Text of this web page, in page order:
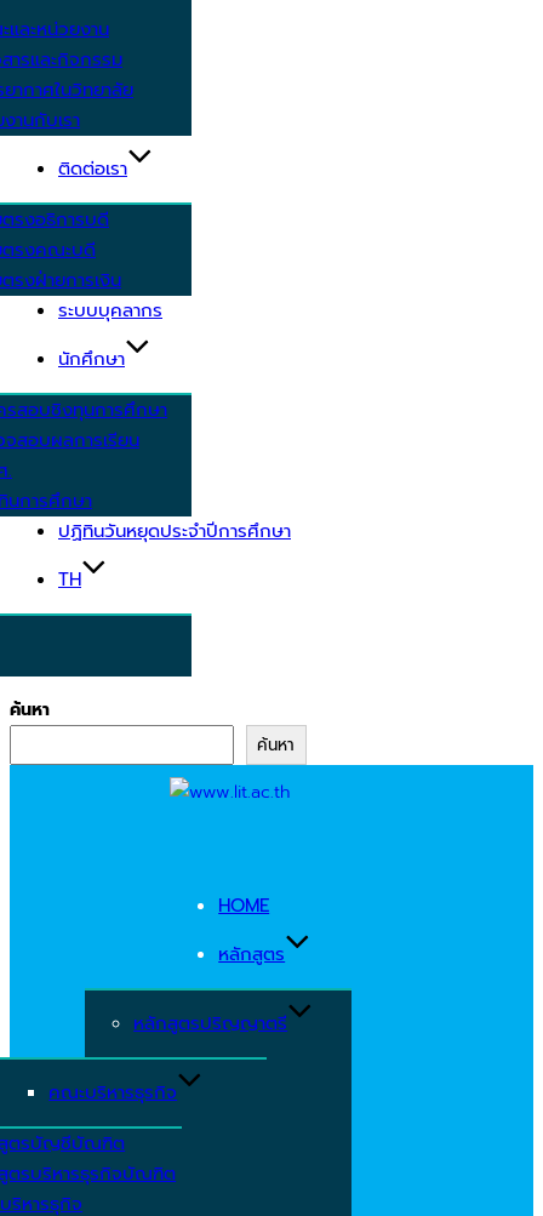
ละหน่วยงาน
ารและกิจกรรม
ากาศในวิทยาลัย
านกับเรา
ติดต่อเรา
รงอธิการบดี
ตรงคณะบดี
รงฝ่ายการเงิน
ระบบบุคลากร
นักศึกษา
รสอบชิงทุนการศึกษา
สอบผลการเรียน
.
นการศึกษา
ปฏิทินวันหยุดประจำปีการศึกษา
TH
ค้นหา
ค้นหา
HOME
หลักสูตร
หลักสูตรปริญญาตรี
คณะบริหารธุรกิจ
ตรบัญชีบัณฑิต
ตรบริหารธุรกิจบัณฑิต
ริหารธุกิจ